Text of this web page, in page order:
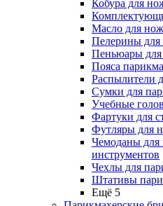
Кобура для
Масло для
Пелерины для
Пеньюары
Пояса
Распылители
Сумки для
Учебные
Фартуки для
Футляры для
Чемоданы для
инструментов
Чехлы для
Штативы
Ещё 5